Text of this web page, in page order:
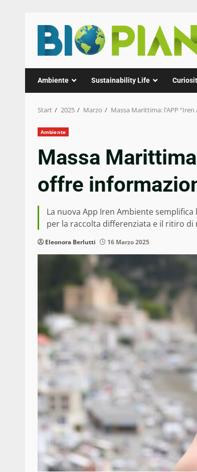
Inhalt
springen
Ambiente Sustainability Life
Start 2025 Marzo Massa Marittima: l’APP
Ambiente
Massa
offre
La nuova App Iren Ambiente
per la raccolta differenziata e il ritiro
Eleonora Berlutti 16 Marzo 2025